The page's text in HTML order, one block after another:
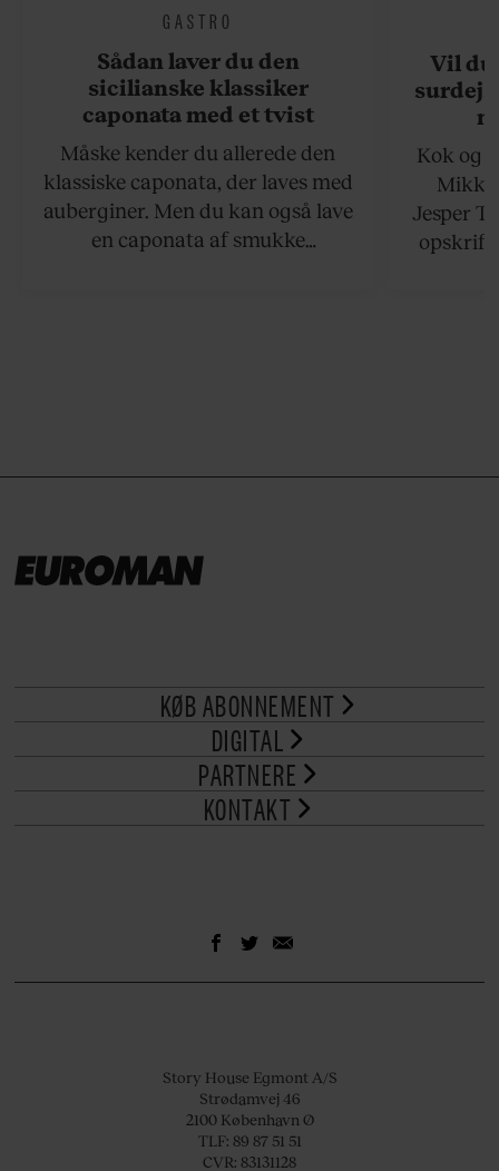
GASTRO
Sådan laver du den
sicilianske klassiker
caponata med et tvist
Måske kender du allerede den
klassiske caponata, der laves med
auberginer. Men du kan også lave
en caponata af smukke
Vil du
Kok og
Jesper
opskrift
KØB ABONNEMENT
DIGITAL
PARTNERE
KONTAKT
Story House Egmont A/S
Strødamvej 46
2100 København Ø
TLF: 89 87 51 51
CVR: 83131128